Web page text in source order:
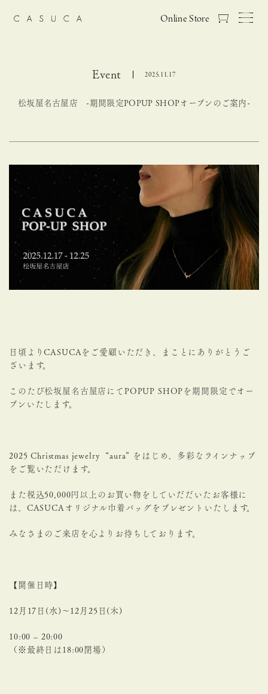
Online Store
Event 2025.11.17
松坂屋名古屋店 -期間限定POPUP SHOPオープンのご案内-
日頃よりCASUCAをご愛顧いただき、まことにありがとうご
ざいます。
このたび松坂屋名古屋店にてPOPUP SHOPを期間限定でオー
プンいたします。
2025 Christmas jewelry “aura” をはじめ、多彩なラインナップ
をご覧いただけます。
また税込50,000円以上のお買い物をしていだだいたお客様に
は、CASUCAオリジナル巾着バッグをプレゼントいたします。
みなさまのご来店を心よりお待ちしております。
【開催日時】
12月17日(水)〜12月25日(木)
10:00 – 20:00
（※最終日は18:00閉場）